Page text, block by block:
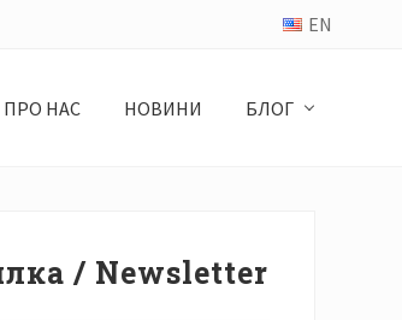
EN
ПРО НАС НОВИНИ БЛОГ
/ Newsletter